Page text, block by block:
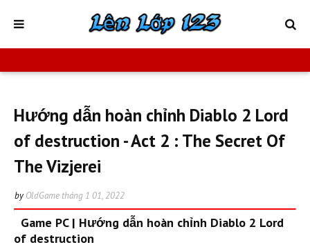
Hướng dẫn hoàn chỉnh Diablo 2 Lord
of destruction - Act 2 : The Secret Of
The Vizjerei
by OldGame tháng 1 01, 2022
Game PC| Hướng dẫn hoàn chỉnh Diablo 2 Lord
of destruction